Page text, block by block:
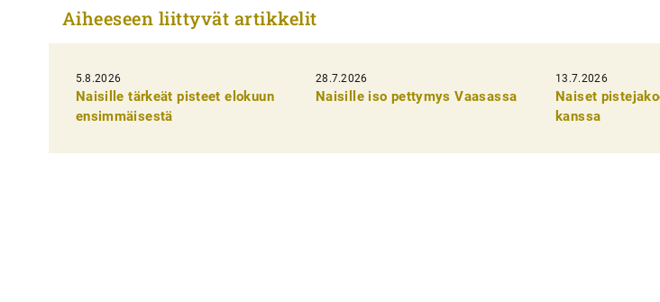
i
k
e
Aiheeseen liittyvät artikkelit
5.8.2026
Naisille tärkeät pisteet elokuun
ensimmäisestä
28.7.2026
Naisille iso pettymys Vaasassa
13.7.2026
Naiset
kanssa